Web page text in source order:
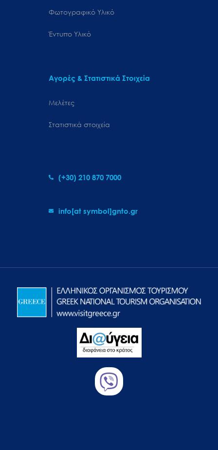
Φωτογραφικό Υλικό
Έντυπο Υλικό
Αγορές & Στατιστικά Στοιχεία
Μελέτες
Στατιστικά στοιχεία
(+30) 210 870 7000
info[at symbol]gnto.gr